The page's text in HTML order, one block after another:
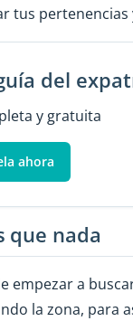
tus pertenencias
del
y gratuita
ahora
que nada
empezar a
la zona, para